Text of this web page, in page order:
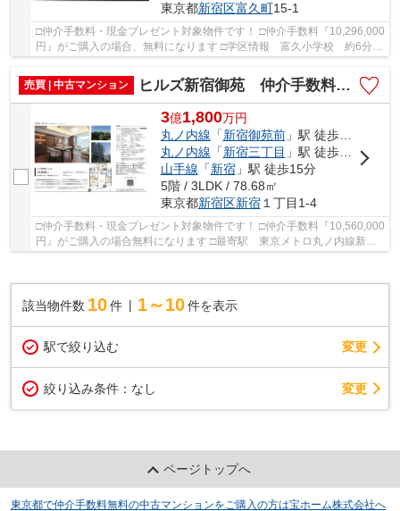
東京都新宿区富久町15-1
□仲介手数料・現金プレゼント対象物件です！ □仲介手数料『10,296,000
円』がご購入の場合、無料になります □学区情報 富久小学校 約6分 □
売買 | 中古マンション
ヒルズ新宿御苑 仲介手数料無料＋100万円現金プレゼント中
3億1,800万円
丸ノ内線 「新宿御苑前」駅 徒歩3分
丸ノ内線 「新宿三丁目 」駅 徒歩10分
山手線 「新宿」駅 徒歩15分
5階 / 3LDK / 78.68㎡
東京都新宿区新宿１丁目1-4
□仲介手数料・現金プレゼント対象物件です！ □仲介手数料『10,560,000
円』がご購入の場合無料になります □最寄駅 東京メトロ丸ノ内線新宿
御苑前駅 徒歩約3分 □リノベーション物件 □...
該当物件数 10件 1～10 件を表示
駅で絞り込む 変更
絞り込み条件： なし 変更
ページトップへ
東京都で仲介手数料無料の中古マンションをご購入の方は宝ホーム株式会社へ